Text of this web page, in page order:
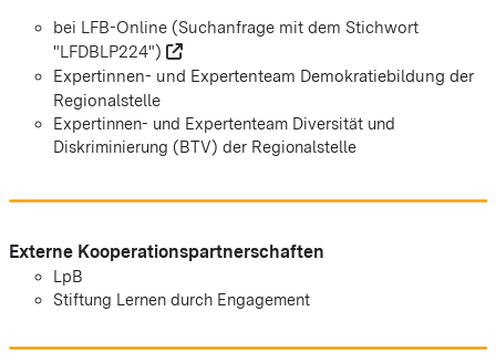
bei LFB-Online (Suchanfrage mit dem Stichwort
"LFDBLP224")
Expertinnen- und Expertenteam Demokratiebildung der
Regionalstelle
Expertinnen- und Expertenteam Diversität und
Diskriminierung (BTV) der Regionalstelle
Externe Kooperationspartnerschaften
LpB
Stiftung Lernen durch Engagement